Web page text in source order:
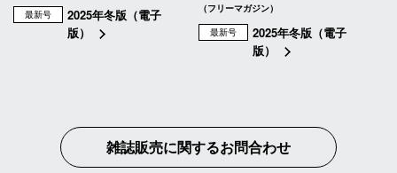
最新号
2025年冬版（電子
版）
（フリーマガジン）
最新号
2025年冬版（電子
版）
雑誌販売に関するお問合わせ